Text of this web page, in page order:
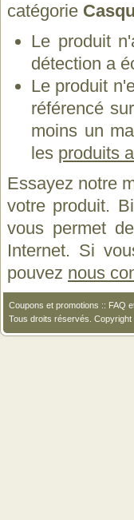
catégorie
Le produit
détection a
Le produit
référencé
moins un
les produits
Essayez notre
votre produit.
vous permet
Internet. Si
pouvez nous
Coupons et promotions :: FAQ
Tous droits réservés.